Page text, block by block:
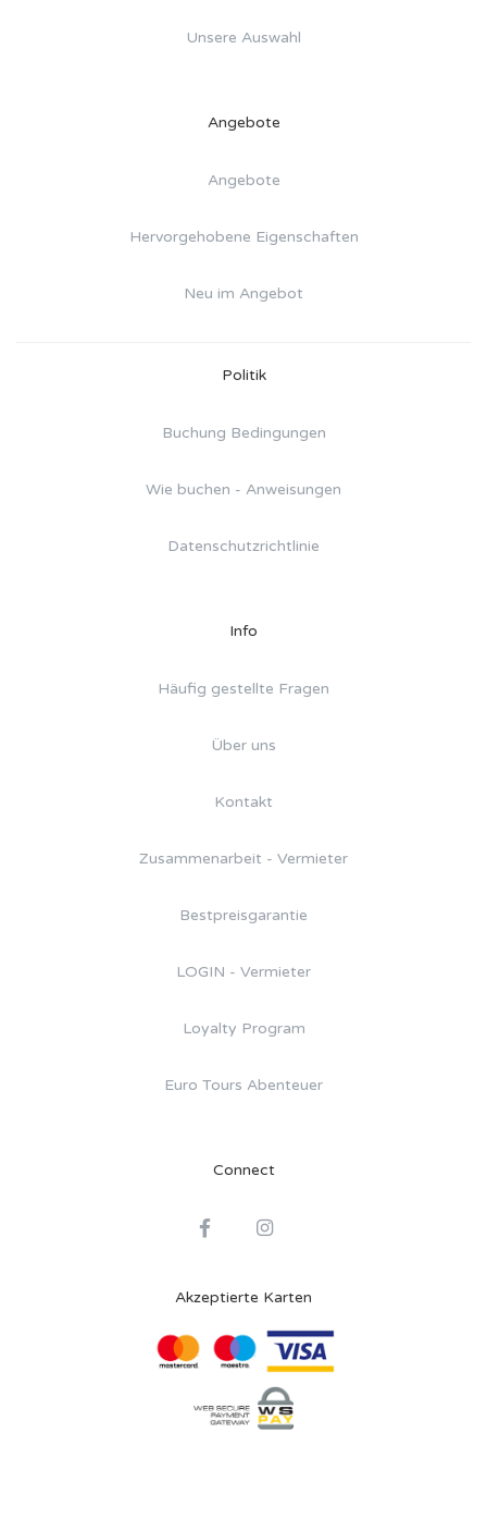
Unsere Auswahl
Angebote
Angebote
Hervorgehobene Eigenschaften
Neu im Angebot
Politik
Buchung Bedingungen
Wie buchen - Anweisungen
Datenschutzrichtlinie
Info
Häufig gestellte Fragen
Über uns
Kontakt
Zusammenarbeit - Vermieter
Bestpreisgarantie
LOGIN - Vermieter
Loyalty Program
Euro Tours Abenteuer
Connect
Akzeptierte Karten